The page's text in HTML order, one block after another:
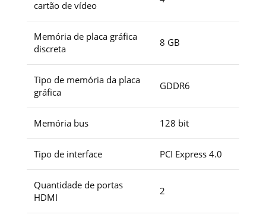
cartão de vídeo
Memória de placa gráfica
discreta
8 GB
Tipo de memória da placa
gráfica
GDDR6
Memória bus 128 bit
Tipo de interface PCI Express 4.0
Quantidade de portas
HDMI
2